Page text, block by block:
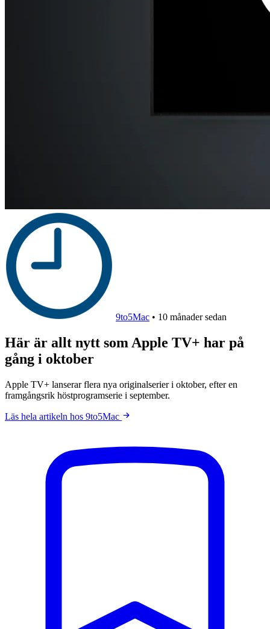
9to5Mac • 10 månader sedan
Här är allt nytt som Apple TV+ har på
gång i oktober
Apple TV+ lanserar flera nya originalserier i oktober, efter en
framgångsrik höstprogramserie i september.
Läs hela artikeln hos 9to5Mac